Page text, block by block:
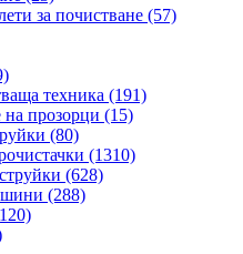
за почистване (57)
техника (191)
на прозорци (15)
(80)
(1310)
(628)
(288)